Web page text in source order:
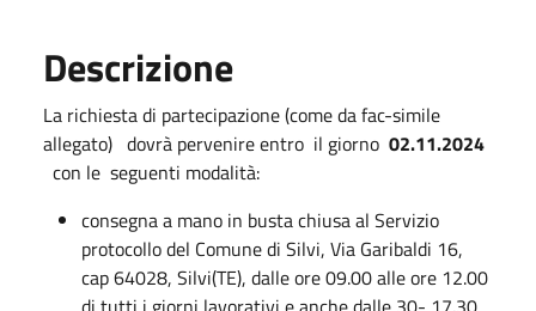
Descrizione
La richiesta di partecipazione (come da fac-simile
allegato) dovrà pervenire entro il giorno 02.11.2024
con le seguenti modalità:
consegna a mano in busta chiusa al Servizio
protocollo del Comune di Silvi, Via Garibaldi 16,
cap 64028, Silvi(TE), dalle ore 09.00 alle ore 12.00